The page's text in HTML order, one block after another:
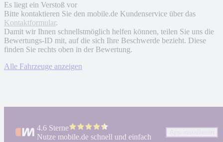
Es liegt ein Verstoß vor
Bitte kontaktieren Sie den mobile.de Kundenservice über das
Kontaktformular.
Damit wir Ihnen schnellstmöglich helfen können, teilen Sie uns die
Bewertungs-ID mit, auf die sich Ihre Beschwerde bezieht. Diese
finden Sie rechts oben in der Bewertung.
Alle Fahrzeuge anzeigen
4.6 Sterne
Nutze mobile.de schnell und einfach